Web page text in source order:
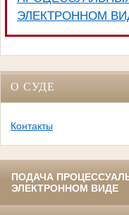
ЭЛЕКТРОННОМ
О СУДЕ
Контакты
ПОДАЧА
ЭЛЕКТРОННОМ ВИДЕ